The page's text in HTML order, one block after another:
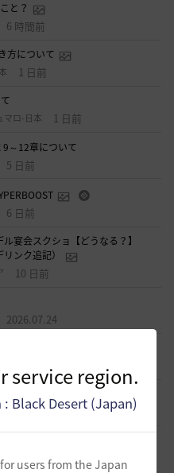
service region.
: Black Desert (Japan)
users from the Japan
と？
6 時間前
方について
1 日前
マロ-日本 1 日前
～12章について
5 日前
6 日前
宴会スクショ【どうなる？】
ンク追記）
10 日前
2026.07.24
2026.07.24